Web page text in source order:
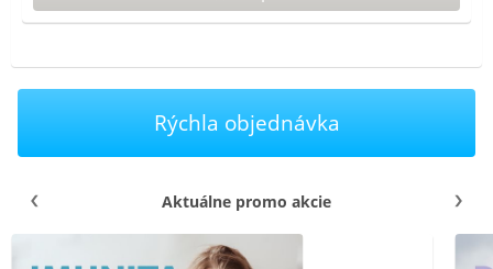
Rýchla objednávka
Aktuálne promo akcie